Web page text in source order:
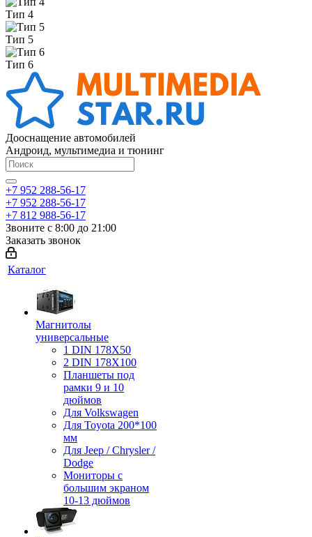
Тип 4
Тип 5
Тип 6
Дооснащение автомобилей
Андроид, мультимедиа и тюнинг
+7 952 288-56-17
+7 952 288-56-17
+7 812 988-56-17
Звоните с 8:00 до 21:00
Заказать звонок
Каталог
Магнитолы
универсальные
1 DIN 178X50
2 DIN 178X100
Планшеты под
рамки 9 и 10
дюймов
Для Volkswagen
Для Toyota 200*100
мм
Для Jeep / Chrysler /
Dodge
Мониторы с
большим экраном
10-13 дюймов